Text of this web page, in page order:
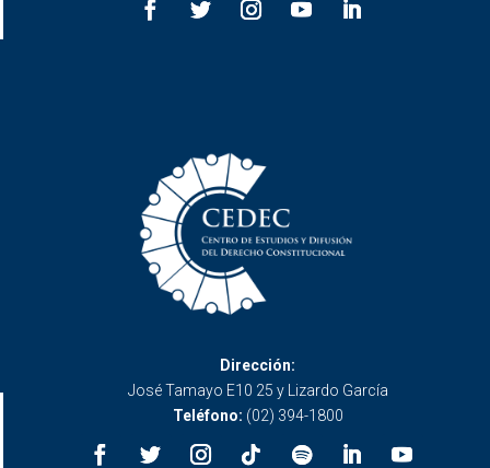
Dirección:
José Tamayo E10 25 y Lizardo García
Teléfono: (02) 394-1800